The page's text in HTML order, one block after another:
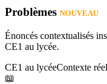
Problèmes NOUVEAU
Énoncés contextualisés
CE1 au lycée.
CE1 au lycéeContexte réel
📖